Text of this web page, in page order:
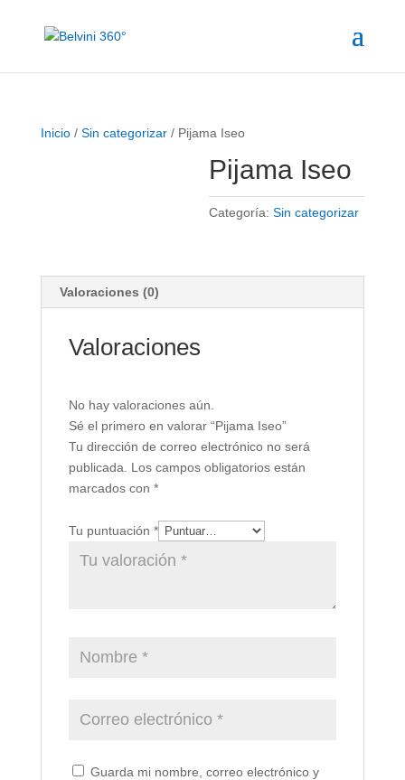
Inicio/ Sin categorizar/ Pijama Iseo
Pijama Iseo
Categoría:Sin categorizar
Valoraciones (0)
Valoraciones
No hay valoraciones aún.
Sé el primero en valorar “Pijama Iseo”
Tu dirección de correo electrónico no será
publicada.
Los campos obligatorios están
marcados con *
Tu puntuación *
Guarda mi nombre, correo electrónico y